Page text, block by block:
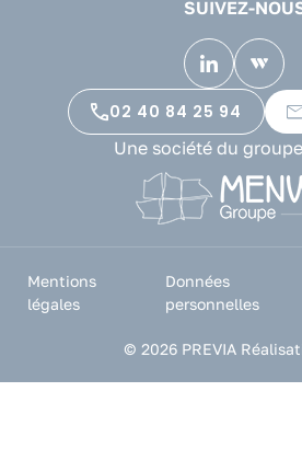
SUIVEZ-
02 40 84 25 94
Une société du groupe
Mentions
légales
Données
personnelles
© 2026 PREVIA